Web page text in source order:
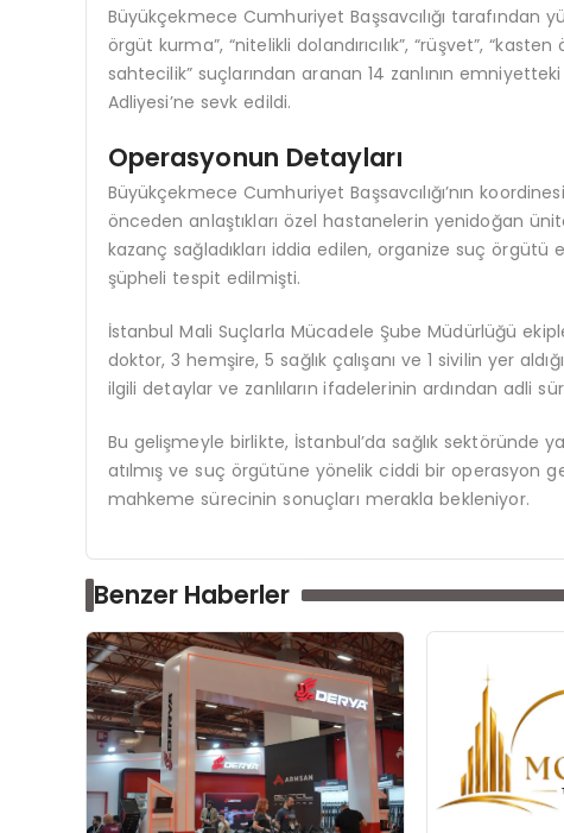
Büyükçekmece Cumhuriyet Başsavcılığı tarafından
örgüt kurma”, “nitelikli dolandırıcılık”, “rüşvet”,
sahtecilik” suçlarından aranan 14 zanlının
Adliyesi’ne sevk edildi.
Operasyonun Detayları
Büyükçekmece Cumhuriyet Başsavcılığı’nın
önceden anlaştıkları özel hastanelerin yenidoğan
kazanç sağladıkları iddia edilen, organize suç örgütü
şüpheli tespit edilmişti.
İstanbul Mali Suçlarla Mücadele Şube Müdürlüğü
doktor, 3 hemşire, 5 sağlık çalışanı ve 1 sivilin yer
ilgili detaylar ve zanlıların ifadelerinin ardından adli
Bu gelişmeyle birlikte, İstanbul’da sağlık sektöründe
atılmış ve suç örgütüne yönelik ciddi bir operasyon
mahkeme sürecinin sonuçları merakla bekleniyor.
Benzer Haberler